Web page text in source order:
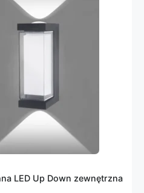
LED Up Down zewnętrzna